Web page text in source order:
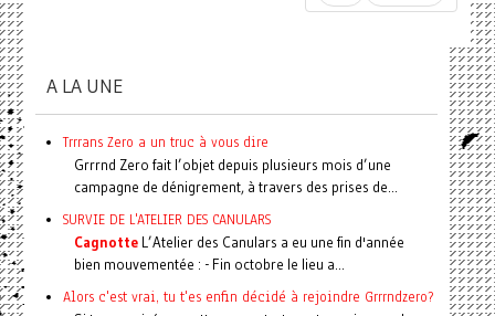
A LA UNE
Trrrans Zero a un truc à vous dire
Grrrnd Zero fait l’objet depuis plusieurs mois d’une
campagne de dénigrement, à travers des prises de...
SURVIE DE L'ATELIER DES CANULARS
CagnotteL’Atelier des Canulars a eu une fin d'année
bien mouvementée : - Fin octobre le lieu a...
Alors c'est vrai, tu t'es enfin décidé à rejoindre Grrrndzero?